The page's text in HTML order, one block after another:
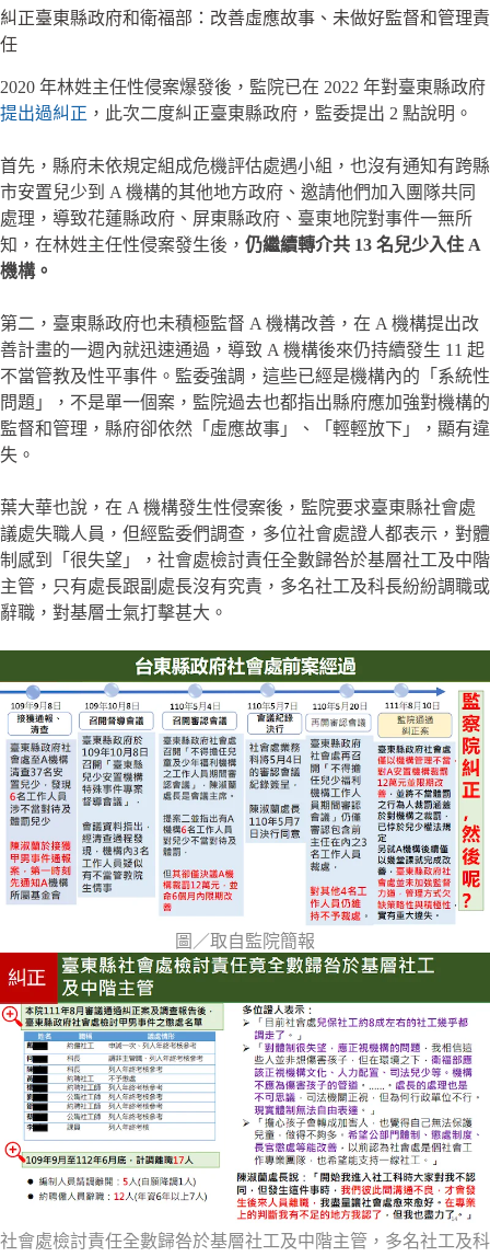
糾正臺東縣政府和衛福部：改善虛應故事、未做好監督和管理責
任
2020 年林姓主任性侵案爆發後，監院已在 2022 年對臺東縣政府
提出過糾正 ，此次二度糾正臺東縣政府，監委提出 2 點說明。
首先，縣府未依規定組成危機評估處遇小組，也沒有通知有跨縣
市安置兒少到 A 機構的其他地方政府、邀請他們加入團隊共同
處理，導致花蓮縣政府、屏東縣政府、臺東地院對事件一無所
知，在林姓主任性侵案發生後， 仍繼續轉介共 13 名兒少入住 A
機構。
第二，臺東縣政府也未積極監督 A 機構改善，在 A 機構提出改
善計畫的一週內就迅速通過，導致 A 機構後來仍持續發生 11 起
不當管教及性平事件。監委強調，這些已經是機構內的「系統性
問題」，不是單一個案，監院過去也都指出縣府應加強對機構的
監督和管理，縣府卻依然「虛應故事」、「輕輕放下」，顯有違
失。
葉大華也說，在 A 機構發生性侵案後，監院要求臺東縣社會處
議處失職人員，但經監委們調查，多位社會處證人都表示，對體
制感到「很失望」，社會處檢討責任全數歸咎於基層社工及中階
主管，只有處長跟副處長沒有究責，多名社工及科長紛紛調職或
辭職，對基層士氣打擊甚大。
圖／取自監院簡報
社會處檢討責任全數歸咎於基層社工及中階主管，多名社工及科